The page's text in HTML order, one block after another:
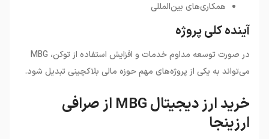
همکاری‌های بین‌المللی
آینده کلی پروژه
در صورت توسعه مداوم خدمات و افزایش استفاده از توکن، MBG
می‌تواند به یکی از پروژه‌های مهم حوزه مالی بلاکچینی تبدیل شود.
خرید ارز دیجیتال MBG از صرافی
ارزینجا